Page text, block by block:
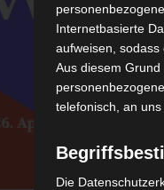
Internetbasierte
aufweisen, sodass
Aus diesem
telefonisch, an uns
Die